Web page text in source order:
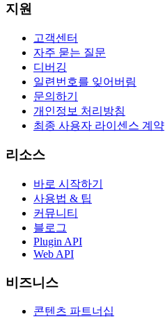
지원
고객센터
자주 묻는 질문
디버깅
일련번호를 잊어버림
문의하기
개인정보 처리방침
최종 사용자 라이센스 계약
리소스
바로 시작하기
사용법 & 팁
커뮤니티
블로그
Plugin API
Web API
비즈니스
콘텐츠 파트너십